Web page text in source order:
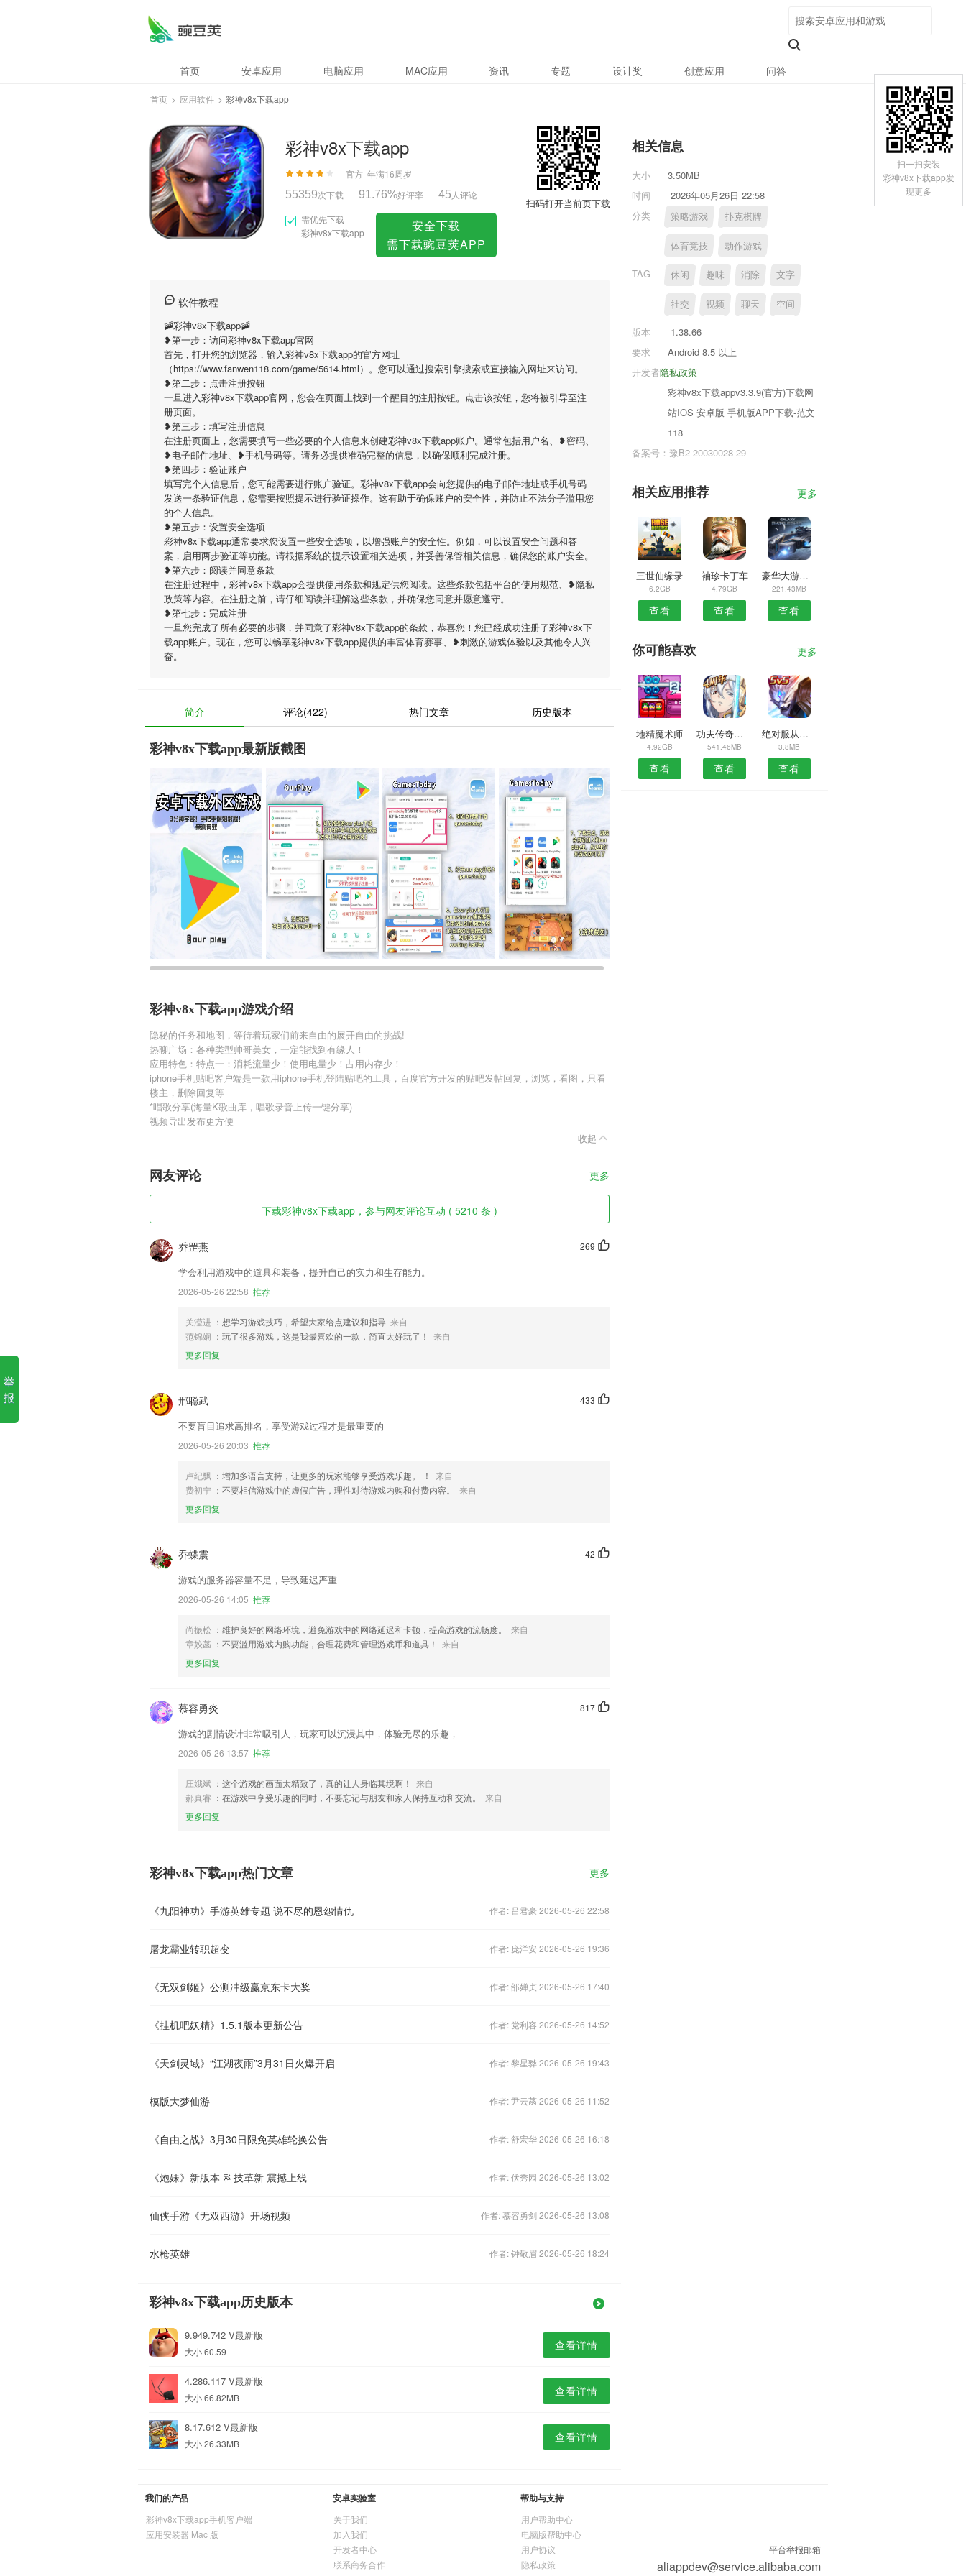
首页 安卓应用 电脑应用 MAC应用 资讯 专题 设计奖 创意应用 问答
首页 > 应用软件 > 彩神v8x下载app
彩神v8x下载app
官方 年满16周岁
55359次下载 91.76%好评率 45 人评论
需优先下载
彩神v8x下载app
安全下载
需下载豌豆荚APP
扫码打开当前页下载
软件教程
🚠彩神v8x下载app🚠
❥第一步：访问彩神v8x下载app官网
首先，打开您的浏览器，输入彩神v8x下载app的官方网址
（https://www.fanwen118.com/game/5614.html）。您可以通过搜索引擎搜索或直接输入网址来访问。
❥第二步：点击注册按钮
一旦进入彩神v8x下载app官网，您会在页面上找到一个醒目的注册按钮。点击该按钮，您将被引导至注
册页面。
❥第三步：填写注册信息
在注册页面上，您需要填写一些必要的个人信息来创建彩神v8x下载app账户。通常包括用户名、❥密码、
❥电子邮件地址、❥手机号码等。请务必提供准确完整的信息，以确保顺利完成注册。
❥第四步：验证账户
填写完个人信息后，您可能需要进行账户验证。彩神v8x下载app会向您提供的电子邮件地址或手机号码
发送一条验证信息，您需要按照提示进行验证操作。这有助于确保账户的安全性，并防止不法分子滥用您
的个人信息。
❥第五步：设置安全选项
彩神v8x下载app通常要求您设置一些安全选项，以增强账户的安全性。例如，可以设置安全问题和答
案，启用两步验证等功能。请根据系统的提示设置相关选项，并妥善保管相关信息，确保您的账户安全。
❥第六步：阅读并同意条款
在注册过程中，彩神v8x下载app会提供使用条款和规定供您阅读。这些条款包括平台的使用规范、❥隐私
政策等内容。在注册之前，请仔细阅读并理解这些条款，并确保您同意并愿意遵守。
❥第七步：完成注册
一旦您完成了所有必要的步骤，并同意了彩神v8x下载app的条款，恭喜您！您已经成功注册了彩神v8x下
载app账户。现在，您可以畅享彩神v8x下载app提供的丰富体育赛事、❥刺激的游戏体验以及其他令人兴
奋。
简介 评论(422) 热门文章 历史版本
彩神v8x下载app最新版截图
彩神v8x下载app游戏介绍
隐秘的任务和地图，等待着玩家们前来自由的展开自由的挑战!
热聊广场：各种类型帅哥美女，一定能找到有缘人！
应用特色：特点一：消耗流量少！使用电量少！占用内存少！
iphone手机贴吧客户端是一款用iphone手机登陆贴吧的工具，百度官方开发的贴吧发帖回复，浏览，看图，只看
楼主，删除回复等
*唱歌分享(海量K歌曲库，唱歌录音上传一键分享)
视频导出发布更方便
收起
网友评论 更多
下载彩神v8x下载app，参与网友评论互动 ( 5210 条 )
269
乔罡燕
学会利用游戏中的道具和装备，提升自己的实力和生存能力。
2026-05-26 22:58 推荐
关滢进 ：想学习游戏技巧，希望大家给点建议和指导 来自
范锦娴 ：玩了很多游戏，这是我最喜欢的一款，简直太好玩了！
来自
更多回复
433
邢聪武
不要盲目追求高排名，享受游戏过程才是最重要的
2026-05-26 20:03 推荐
卢纪飘 ：增加多语言支持，让更多的玩家能够享受游戏乐趣。 ！
来自
费初宁 ：不要相信游戏中的虚假广告，理性对待游戏内购和付费内容。
来自
更多回复
42
乔蝶震
游戏的服务器容量不足，导致延迟严重
2026-05-26 14:05 推荐
尚振松 ：维护良好的网络环境，避免游戏中的网络延迟和卡顿，提高游戏的流畅度。
来自
章姣菡 ：不要滥用游戏内购功能，合理花费和管理游戏币和道具！
来自
更多回复
817
慕容勇炎
游戏的剧情设计非常吸引人，玩家可以沉浸其中，体验无尽的乐趣，
2026-05-26 13:57 推荐
庄娥斌 ：这个游戏的画面太精致了，真的让人身临其境啊！
来自
郝真睿 ：在游戏中享受乐趣的同时，不要忘记与朋友和家人保持互动和交流。
来自
更多回复
彩神v8x下载app热门文章 更多
《九阳神功》手游英雄专题 说不尽的恩怨情仇 作者: 吕君豪 2026-05-26 22:58
屠龙霸业转职超变 作者: 庞洋安 2026-05-26 19:36
《无双剑姬》公测冲级赢京东卡大奖 作者: 邰婵贞 2026-05-26 17:40
《挂机吧妖精》1.5.1版本更新公告 作者: 党利容 2026-05-26 14:52
《天剑灵域》“江湖夜雨”3月31日火爆开启 作者: 黎星骅 2026-05-26 19:43
模版大梦仙游 作者: 尹云菡 2026-05-26 11:52
《自由之战》3月30日限免英雄轮换公告 作者: 舒宏华 2026-05-26 16:18
《炮妹》新版本-科技革新 震撼上线 作者: 伏秀园 2026-05-26 13:02
仙侠手游《无双西游》开场视频 作者: 慕容勇剑 2026-05-26 13:08
水枪英雄 作者: 钟敬眉 2026-05-26 18:24
彩神v8x下载app历史版本
9.949.742 V最新版
大小 60.59 查看详情
4.286.117 V最新版
大小 66.82MB 查看详情
8.17.612 V最新版
大小 26.33MB 查看详情
相关信息
大小
3.50MB
时间
2026年05月26日 22:58
分类
策略游戏 扑克棋牌
体育竞技 动作游戏
TAG 休闲 趣味 消除 文字
社交 视频 聊天 空间
版本
1.38.66
要求
Android 8.5 以上
隐私政策
开发者
彩神v8x下载appv3.3.9(官方)下载网
站IOS 安卓版 手机版APP下载-范文
118
备案号：豫B2-20030028-29
相关应用推荐 更多
三世仙缘录
6.2GB
查看
袖珍卡丁车
4.79GB
查看
豪华大游轮物语
221.43MB
查看
你可能喜欢 更多
地精魔术师
4.92GB
查看
功夫传奇之熊猫归来
541.46MB
查看
绝对服从危机
3.8MB
查看
我们的产品
彩神v8x下载app手机客户端
应用安装器 Mac 版
安卓实验室
关于我们
加入我们
开发者中心
联系商务合作
帮助与支持
用户帮助中心
电脑版帮助中心
用户协议
隐私政策
平台举报邮箱
aliappdev@service.alibaba.com
扫一扫安装
彩神v8x下载app发
现更多
举
报